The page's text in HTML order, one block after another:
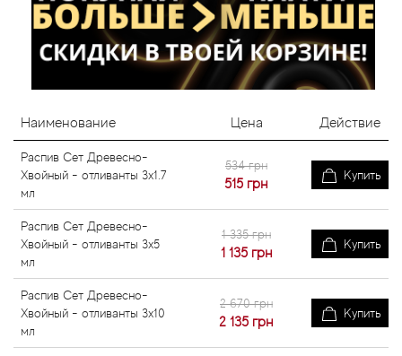
Наименование Цена Действие
Распив Сет Древесно-
Хвойный - отливанты 3x1.7
мл
534 грн
515 грн
Купить
Распив Сет Древесно-
Хвойный - отливанты 3x5
мл
1 335 грн
1 135 грн
Купить
Распив Сет Древесно-
Хвойный - отливанты 3x10
мл
2 670 грн
2 135 грн
Купить